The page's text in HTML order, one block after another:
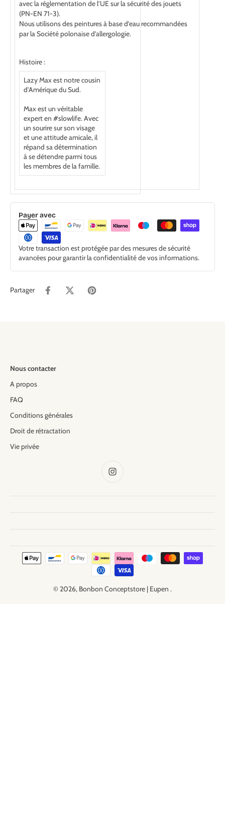
avec la réglementation de l’UE sur la sécurité des jouets
(PN-EN 71-3).
Nous utilisons des peintures à base d’eau recommandées
par la Société polonaise d’allergologie.
Histoire :
Lazy Max est notre cousin
d’Amérique du Sud.
Max est un véritable
expert en #slowlife. Avec
un sourire sur son visage
et une attitude amicale, il
répand sa détermination
à se détendre parmi tous
les membres de la famille.
Payer avec
Votre transaction est protégée par des mesures de sécurité
avancées pour garantir la confidentialité de vos informations.
Partager
Nous contacter
A propos
FAQ
Conditions générales
Droit de rétractation
Vie privée
© 2026, Bonbon Conceptstore | Eupen .